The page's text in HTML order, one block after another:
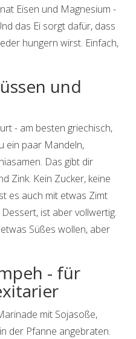
Eisen und Magnesium -
das Ei sorgt dafür, dass
hungern wirst. Einfach,
und
- am besten griechisch,
ein paar Mandeln,
Das gibt dir
Zink. Kein Zucker, keine
es auch mit etwas Zimt
ist aber vollwertig.
Süßes wollen, aber
- für
mit Sojasoße,
der Pfanne angebraten.